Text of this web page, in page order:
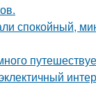
спокойный,